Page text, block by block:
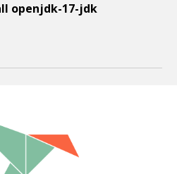
openjdk-17-jdk